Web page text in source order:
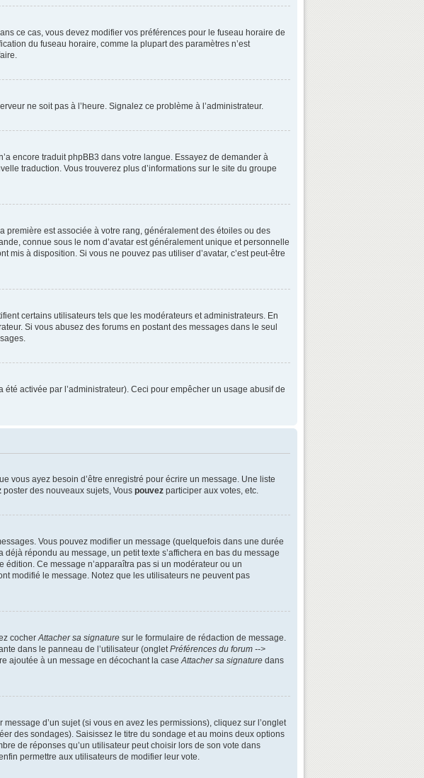
ce cas, vous devez modifier vos préférences pour le fuseau horaire de
du fuseau horaire, comme la plupart des paramètres n’est
ne soit pas à l’heure. Signalez ce problème à l’administrateur.
encore traduit phpBB3 dans votre langue. Essayez de demander à
traduction. Vous trouverez plus d’informations sur le site du groupe
première est associée à votre rang, généralement des étoiles ou des
connue sous le nom d’avatar est généralement unique et personnelle
mis à disposition. Si vous ne pouvez pas utiliser d’avatar, c’est peut-être
certains utilisateurs tels que les modérateurs et administrateurs. En
Si vous abusez des forums en postant des messages dans le seul
activée par l’administrateur). Ceci pour empêcher un usage abusif de
vous ayez besoin d’être enregistré pour écrire un message. Une liste
poster des nouveaux sujets, Vous pouvez participer aux votes, etc.
Vous pouvez modifier un message (quelquefois dans une durée
répondu au message, un petit texte s’affichera en bas du message
édition. Ce message n’apparaîtra pas si un modérateur ou un
modifié le message. Notez que les utilisateurs ne peuvent pas
cocherAttacher sa signature sur le formulaire de rédaction de message.
dans le panneau de l’utilisateur (ongletPréférences du forum -->
ajoutée à un message en décochant la caseAttacher sa signature dans
d’un sujet (si vous en avez les permissions), cliquez sur l’onglet
des sondages). Saisissez le titre du sondage et au moins deux options
de réponses qu’un utilisateur peut choisir lors de son vote dans
permettre aux utilisateurs de modifier leur vote.